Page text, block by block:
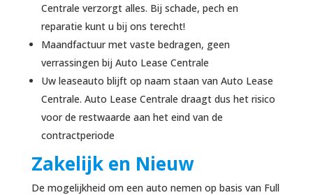
Centrale verzorgt alles. Bij schade, pech en
reparatie kunt u bij ons terecht!
Maandfactuur met vaste bedragen, geen
verrassingen bij Auto Lease Centrale
Uw leaseauto blijft op naam staan van Auto Lease
Centrale. Auto Lease Centrale draagt dus het risico
voor de restwaarde aan het eind van de
contractperiode
Zakelijk en Nieuw
De mogelijkheid om een auto nemen op basis van Full